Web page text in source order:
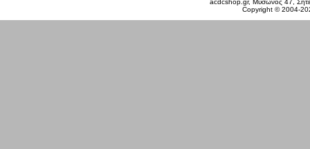
acdcshop.gr, Μύσωνος 47,
Copyright © 2004-